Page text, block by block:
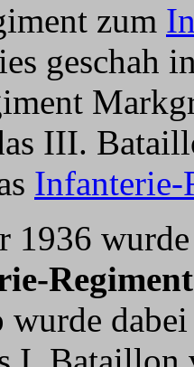
zum
geschah
III.
Infanterie-
1936
wurde